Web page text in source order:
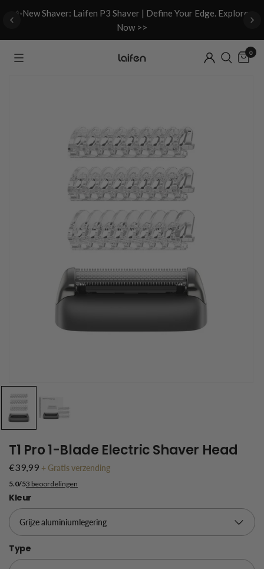
✨New Shaver: Laifen P3 Shaver | Define Your Edge. Explore
Now >>
0
T1 Pro 1-Blade Electric Shaver Head
€39,99 +Gratis verzending
3 beoordelingen
5.0/5
Kleur
Type